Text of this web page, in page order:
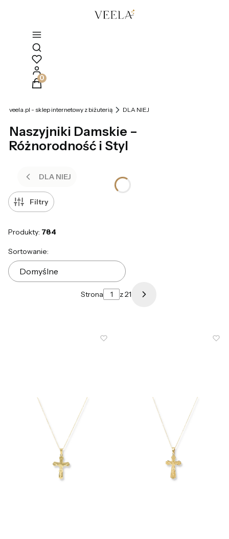
Otwórz wyszukiwarkę
Produkty w koszyku: 0. Zobacz szczegóły
veela.pl - sklep internetowy z biżuterią DLA NIEJ
Naszyjniki Damskie –
Różnorodność i Styl
DLA NIEJ
Filtry
Produkty: 784
Lista produktów
Sortowanie:
Domyślne
Strona z 21 Następne produkty